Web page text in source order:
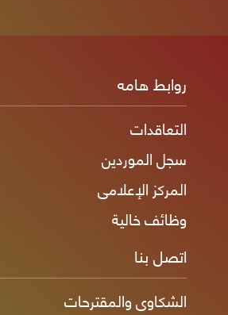
روابط هامه
التعاقدات
سجل الموردين
المركز الإعلامى
وظائف خالية
اتصل بنا
الشكاوى والمقترحات